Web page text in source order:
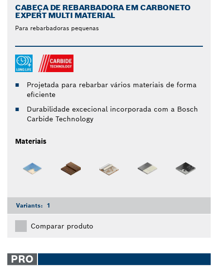
CABEÇA DE REBARBADORA EM CARBONETO
EXPERT MULTI MATERIAL
Para rebarbadoras pequenas
Projetada para rebarbar vários materiais de forma
eficiente
Durabilidade excecional incorporada com a Bosch
Carbide Technology
Materiais
Variants: 1
Comparar produto
PRO